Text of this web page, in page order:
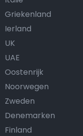
Griekenland
Ierland
UK
UAE
Oostenrijk
Noorwegen
Zweden
Denemarken
Finland